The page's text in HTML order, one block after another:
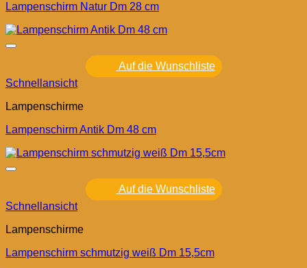
Lampenschirm Natur Dm 28 cm
Auf die Wunschliste
Schnellansicht
Lampenschirme
Lampenschirm Antik Dm 48 cm
Auf die Wunschliste
Schnellansicht
Lampenschirme
Lampenschirm schmutzig weiß Dm 15,5cm